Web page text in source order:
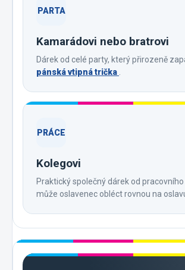
PARTA
Kamarádovi nebo bratrovi
Dárek od celé party, který přirozeně
pánská vtipná trička .
PRÁCE
Kolegovi
Praktický společný dárek od
může oslavenec obléct rovnou na